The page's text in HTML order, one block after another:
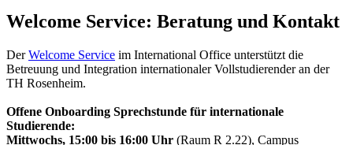
Welcome Service: Beratung und Kontakt
DerWelcome Service im International Office unterstützt die
Betreuung und Integration internationaler Vollstudierender an der
TH Rosenheim.
Offene Onboarding Sprechstunde für internationale
Studierende:
Mittwochs, 15:00 bis 16:00 Uhr (Raum R 2.22), Campus